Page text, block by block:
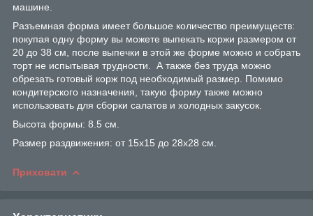
машине.
Разъемная форма имеет большое количество преимуществ:
покупая одну форму вы можете выпекать коржи размером от
20 до 38 см, после выпечки в этой же форме можно и собрать
торт не испытывая трудности. А также без труда можно
обрезать готовый корж под необходимый размер. Помимо
кондитерского назначения, такую форму также можно
использовать для сборки салатов и холодных закусок.
Высота формы: 8.5 см.
Размер раздвижения: от 15х15 до 28х28 см.
Приховати